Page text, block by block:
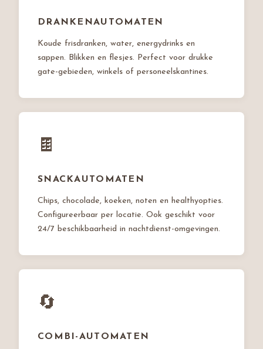
DRANKENAUTOMATEN
Koude frisdranken, water, energydrinks en
sappen. Blikken en flesjes. Perfect voor drukke
gate-gebieden, winkels of personeelskantines.
🍫
SNACKAUTOMATEN
Chips, chocolade, koeken, noten en healthyopties.
Configureerbaar per locatie. Ook geschikt voor
24/7 beschikbaarheid in nachtdienst-omgevingen.
🔄
COMBI-AUTOMATEN